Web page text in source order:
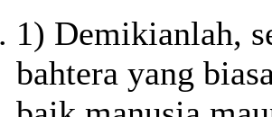
1) Demikianlah,
bahtera yang